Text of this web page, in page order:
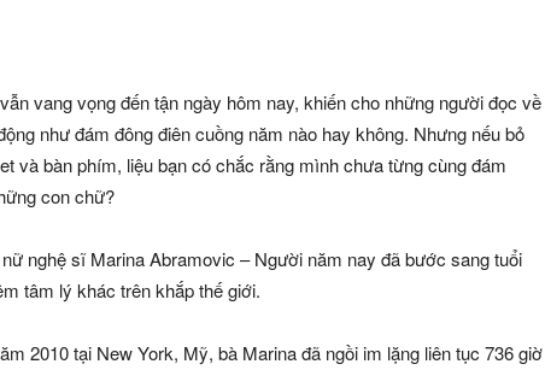
vang vọng đến tận ngày hôm nay, khiến cho những người đọc về
như đám đông điên cuồng năm nào hay không. Nhưng nếu bỏ
và bàn phím, liệu bạn có chắc rằng mình chưa từng cùng đám
con chữ?
nghệ sĩ Marina Abramovic – Người năm nay đã bước sang tuổi
tâm lý khác trên khắp thế giới.
2010 tại New York, Mỹ, bà Marina đã ngồi im lặng liên tục 736 giờ